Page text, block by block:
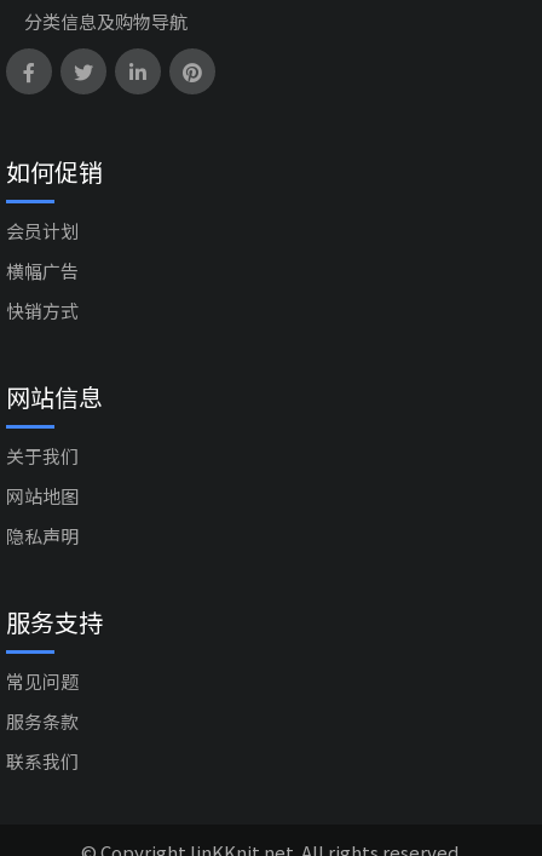
分类信息及购物导航
如何促销
会员计划
横幅广告
快销方式
网站信息
关于我们
网站地图
隐私声明
服务支持
常见问题
服务条款
联系我们